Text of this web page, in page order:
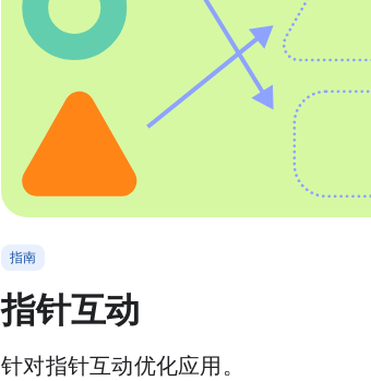
指南
指针互动
针对指针互动优化应用。